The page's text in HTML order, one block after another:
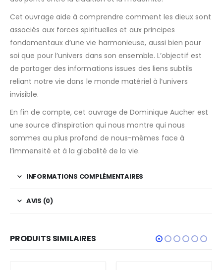
Cet ouvrage aide à comprendre comment les dieux sont
associés aux forces spirituelles et aux principes
fondamentaux d’une vie harmonieuse, aussi bien pour
soi que pour l’univers dans son ensemble. L’objectif est
de partager des informations issues des liens subtils
reliant notre vie dans le monde matériel à l’univers
invisible.
En fin de compte, cet ouvrage de Dominique Aucher est
une source d’inspiration qui nous montre qui nous
sommes au plus profond de nous-mêmes face à
l’immensité et à la globalité de la vie.
INFORMATIONS COMPLÉMENTAIRES
AVIS (0)
PRODUITS SIMILAIRES